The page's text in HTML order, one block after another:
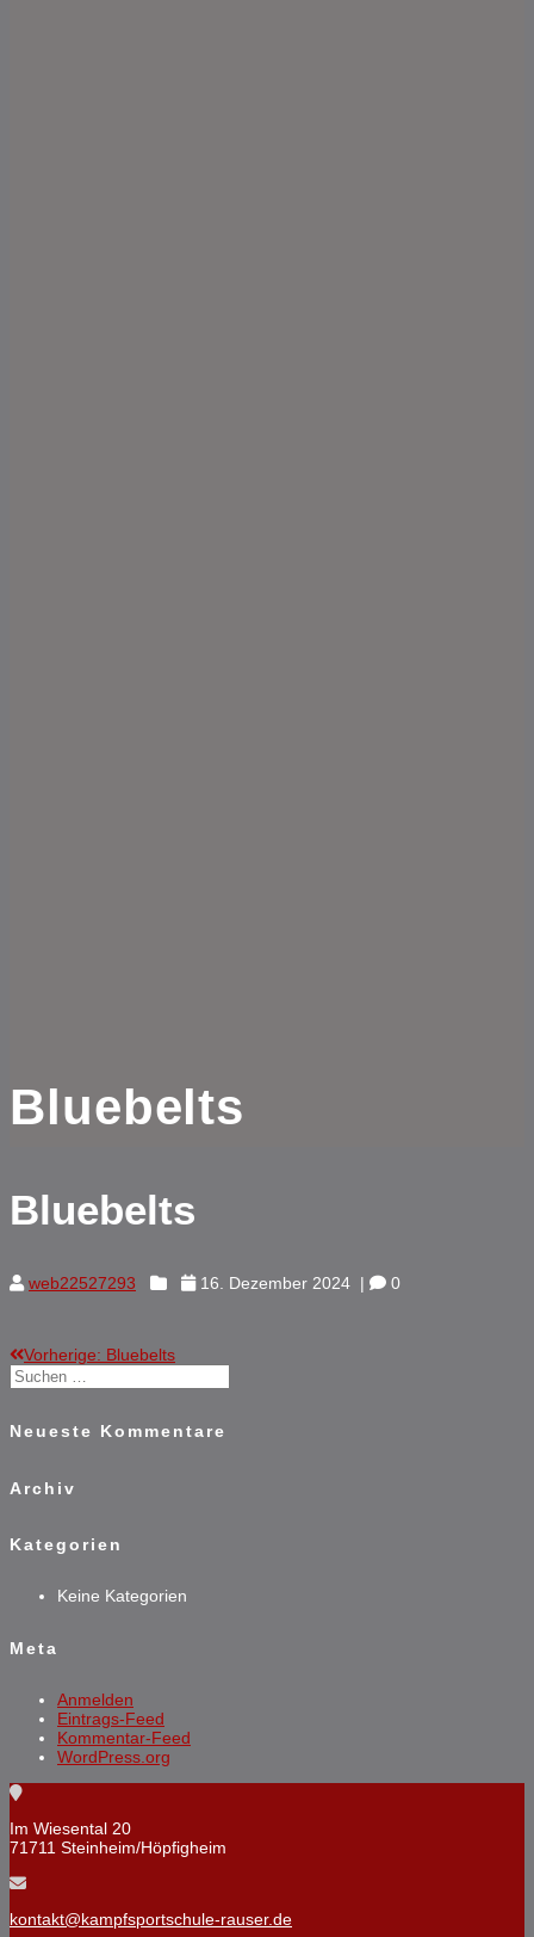
Bluebelts
Bluebelts
web22527293 16. Dezember 2024 | 0
Beitragsnavigation
Vorherige: Vorheriger
Bluebelts
Suchen
nach:
Neueste Kommentare
Archiv
Kategorien
Keine Kategorien
Meta
Anmelden
Eintrags-Feed
Kommentar-Feed
WordPress.org
Im Wiesental 20
71711 Steinheim/Höpfigheim
kontakt@kampfsportschule-rauser.de